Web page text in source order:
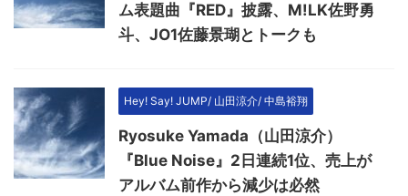
ム表題曲『RED』披露、M!LK佐野勇
斗、JO1佐藤景瑚とトークも
Hey! Say! JUMP/ 山田涼介/ 中島裕翔
Ryosuke Yamada（山田涼介）
『Blue Noise』2日連続1位、売上が
アルバム前作から減少は必然